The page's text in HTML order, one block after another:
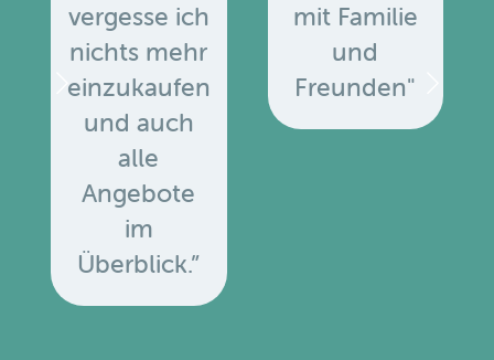
vergesse ich
nichts mehr
einzukaufen
und auch
alle
Angebote
im
Überblick.”
mit Familie
und
Freunden"